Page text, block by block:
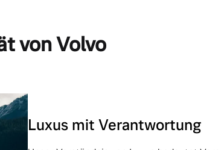
von Volvo
Luxus mit Verantwortung